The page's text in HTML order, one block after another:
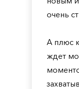
очень
А плюс
ждет